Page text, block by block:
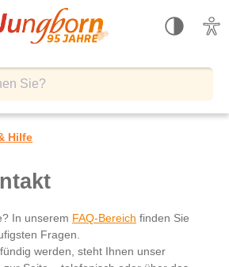
Hilfe
In unserem FAQ-Bereich finden Sie
Fragen.
werden, steht Ihnen unser